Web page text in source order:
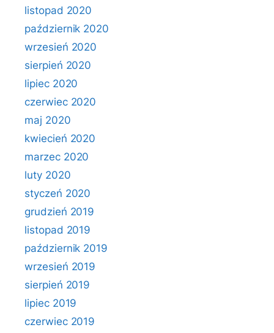
listopad 2020
październik 2020
wrzesień 2020
sierpień 2020
lipiec 2020
czerwiec 2020
maj 2020
kwiecień 2020
marzec 2020
luty 2020
styczeń 2020
grudzień 2019
listopad 2019
październik 2019
wrzesień 2019
sierpień 2019
lipiec 2019
czerwiec 2019